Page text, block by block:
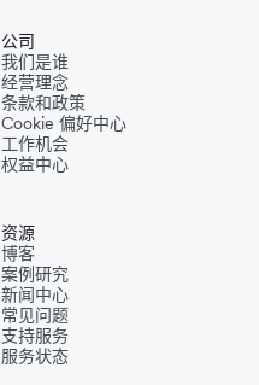
公司
我们是谁
经营理念
条款和政策
Cookie 偏好中心
工作机会
权益中心
资源
博客
案例研究
新闻中心
常见问题
支持服务
服务状态